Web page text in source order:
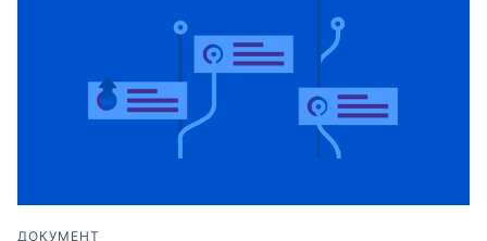
ДОКУМЕНТ